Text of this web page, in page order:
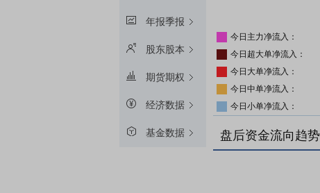
年报季报
股东股本
期货期权
经济数据
基金数据
今日主力净流入：
今日超大单净流入：
今日大单净流入：
今日中单净流入：
今日小单净流入：
盘后资金流向趋势